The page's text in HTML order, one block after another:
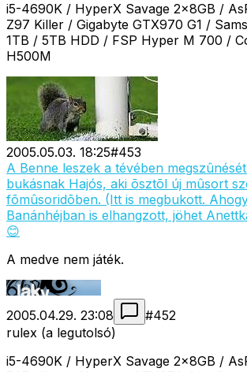
i5-4690K / HyperX Savage 2x8GB /
Z97 Killer / Gigabyte GTX970 G1 /
1TB / 5TB HDD / FSP Hyper M 700 /
H500M
2005.05.03. 18:25#453
A Benne leszek a tévében
bukásnak Hajós, aki õsztõl új mûsort
fõmûsoridõben. (Itt is megbukott.
Banánhéjban is elhangzott, jöhet
😊
A medve nem játék.
2005.04.29. 23:08 #452
rulex (a legutolsó)
i5-4690K / HyperX Savage 2x8GB /